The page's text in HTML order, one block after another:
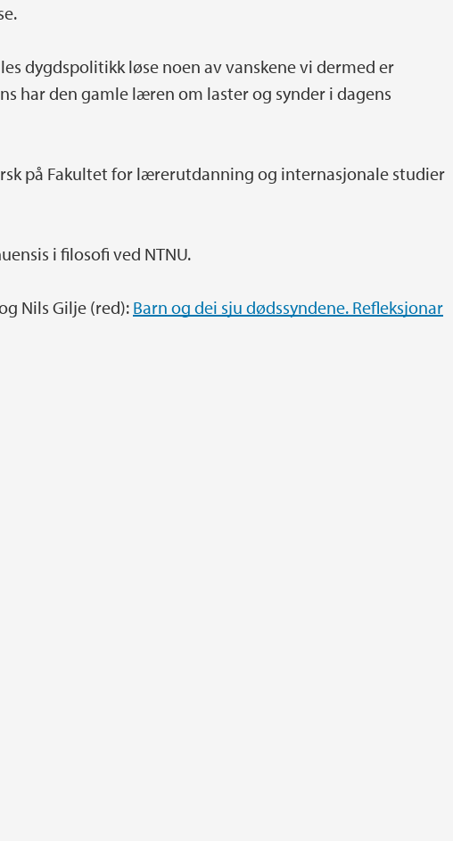
dygdspolitikk løse noen av vanskene vi dermed er
har den gamle læren om laster og synder i dagens
på Fakultet for lærerutdanning og internasjonale studier
i filosofi ved NTNU.
Nils Gilje (red): Barn og dei sju dødssyndene. Refleksjonar